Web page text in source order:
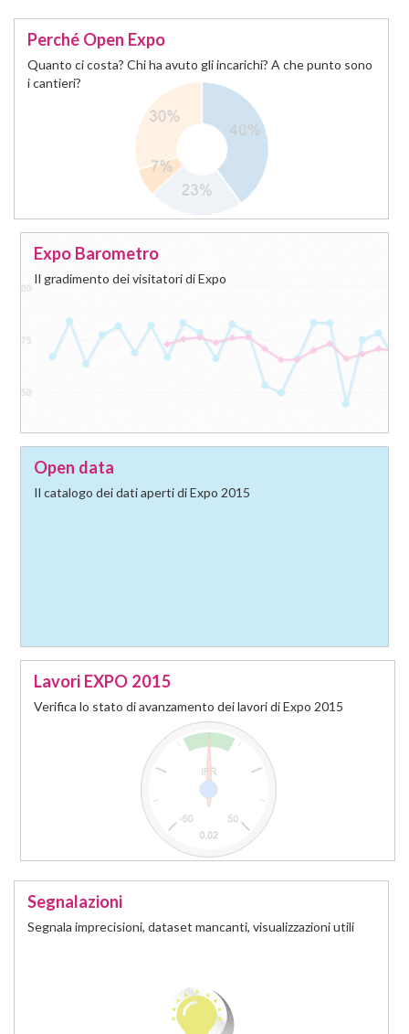
Perché Open Expo
Quanto ci costa? Chi ha avuto gli incarichi? A che punto sono
i cantieri?
Expo Barometro
Il gradimento dei visitatori di Expo
Open data
Il catalogo dei dati aperti di Expo 2015
Lavori EXPO 2015
Verifica lo stato di avanzamento dei lavori di Expo 2015
Segnalazioni
Segnala imprecisioni, dataset mancanti, visualizzazioni utili